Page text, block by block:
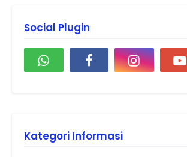
Social Plugin
Kategori Informasi